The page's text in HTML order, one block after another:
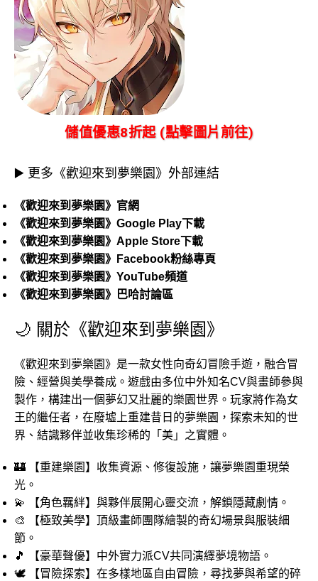
儲值優惠8折起 (點擊圖片前往)
▶️ 更多《歡迎來到夢樂園》外部連結
《歡迎來到夢樂園》官網
《歡迎來到夢樂園》Google Play下載
《歡迎來到夢樂園》Apple Store下載
《歡迎來到夢樂園》Facebook粉絲專頁
《歡迎來到夢樂園》YouTube頻道
《歡迎來到夢樂園》巴哈討論區
🌙 關於《歡迎來到夢樂園》
《歡迎來到夢樂園》是一款女性向奇幻冒險手遊，融合冒
險、經營與美學養成。遊戲由多位中外知名CV與畫師參與
製作，構建出一個夢幻又壯麗的樂園世界。玩家將作為女
王的繼任者，在廢墟上重建昔日的夢樂園，探索未知的世
界、結識夥伴並收集珍稀的「美」之實體。
🏰 【重建樂園】收集資源、修復設施，讓夢樂園重現榮
光。
💫 【角色羈絆】與夥伴展開心靈交流，解鎖隱藏劇情。
🎨 【極致美學】頂級畫師團隊繪製的奇幻場景與服裝細
節。
🎵 【豪華聲優】中外實力派CV共同演繹夢境物語。
🕊️ 【冒險探索】在多樣地區自由冒險，尋找夢與希望的碎